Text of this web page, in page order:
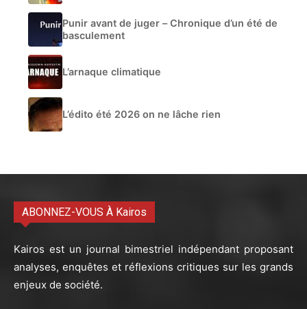
Punir avant de juger – Chronique d’un été de
basculement
L’arnaque climatique
L’édito été 2026 on ne lâche rien
ABONNEZ-VOUS À Kairos
Kairos est un journal bimestriel indépendant proposant
analyses, enquêtes et réflexions critiques sur les grands
enjeux de société.